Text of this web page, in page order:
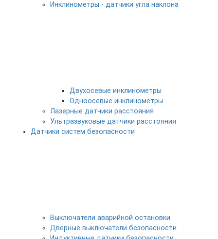
Инклинометры - датчики угла наклона
Двухосевые инклинометры
Одноосевые инклинометры
Лазерные датчики расстояния
Ультразвуковые датчики расстояния
Датчики систем безопасности
Выключатели аварийной остановки
Дверные выключатели безопасности